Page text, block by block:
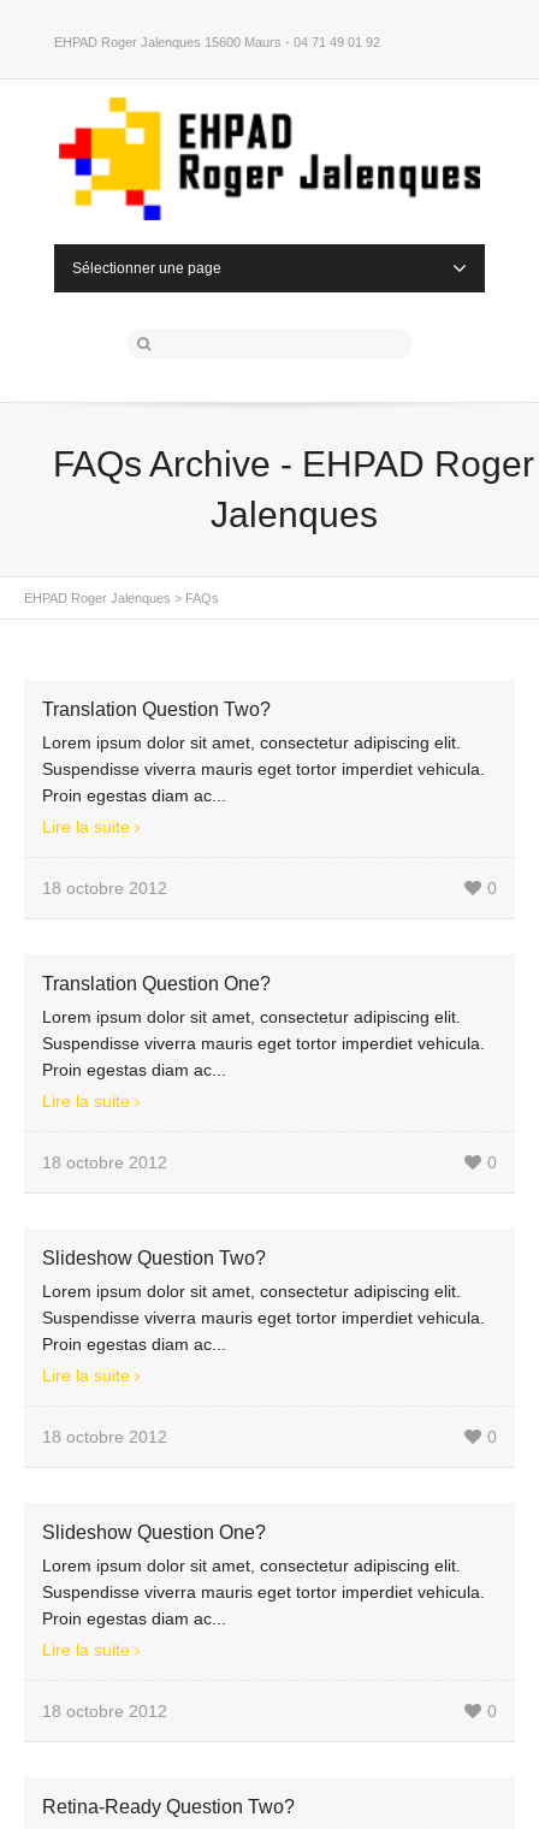
EHPAD Roger Jalenques 15600 Maurs - 04 71 49 01 92
Sélectionner une page
FAQs Archive - EHPAD Roger
Jalenques
EHPAD Roger Jalenques > FAQs
Translation Question Two?
Lorem ipsum dolor sit amet, consectetur adipiscing elit.
Suspendisse viverra mauris eget tortor imperdiet vehicula.
Proin egestas diam ac...
Lire la suite
18 octobre 2012 0
Translation Question One?
Lorem ipsum dolor sit amet, consectetur adipiscing elit.
Suspendisse viverra mauris eget tortor imperdiet vehicula.
Proin egestas diam ac...
Lire la suite
18 octobre 2012 0
Slideshow Question Two?
Lorem ipsum dolor sit amet, consectetur adipiscing elit.
Suspendisse viverra mauris eget tortor imperdiet vehicula.
Proin egestas diam ac...
Lire la suite
18 octobre 2012 0
Slideshow Question One?
Lorem ipsum dolor sit amet, consectetur adipiscing elit.
Suspendisse viverra mauris eget tortor imperdiet vehicula.
Proin egestas diam ac...
Lire la suite
18 octobre 2012 0
Retina-Ready Question Two?